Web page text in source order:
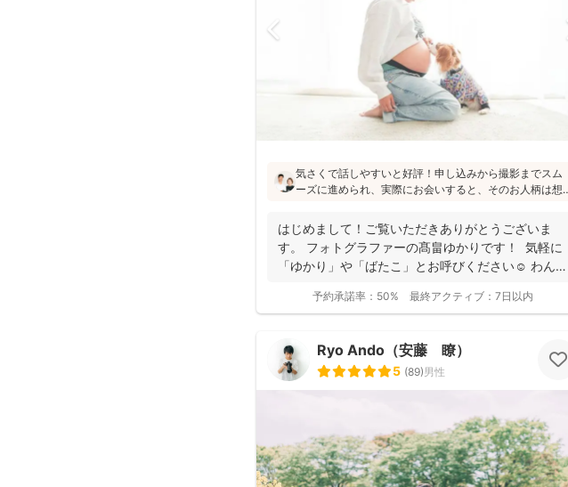
気さくで話しやすいと好評！申し込みから撮影までスム
ーズに進められ、実際にお会いすると、そのお人柄は想
フォトの研修をしっかり受講され、ウェディング業界経
験もあり、赤ちゃんから大人まで安心してお写りいただ
けます♪
はじめまして！ご覧いただきありがとうございま
す。 フォトグラファーの髙畠ゆかりです！ 気軽に
「ゆかり」や「ばたこ」とお呼びください☺︎ わんぱ
予約承諾率： 50% 最終アクティブ： 7日以内
Ryo Ando（安藤 瞭）
5 (89)男性